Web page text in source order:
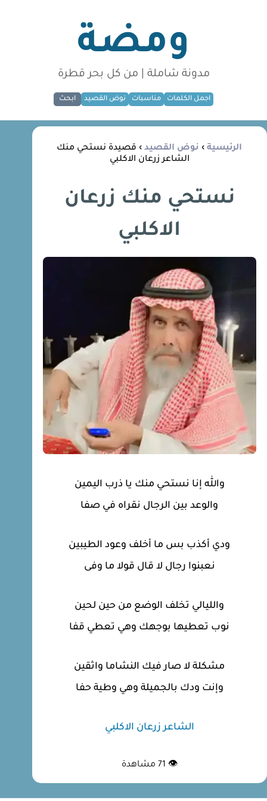
ومضة
مدونة شاملة | من كل بحر قطرة
اجمل الكلمات مناسبات نوض القصيد ابحث
الرئيسية› نوض القصيد› قصيدة نستحي منك
الشاعر زرعان الاكلبي
نستحي منك زرعان
الاكلبي
والله إنا نستحي منك يا ذرب اليمين
والوعد بين الرجال نقراه في صفا
ودي أكذب بس ما أخلف وعود الطيبين
نعبنوا رجال لا قال قولا ما وفى
والليالي تخلف الوضع من حين لحين
نوب تعطيها بوجهك وهي تعطي قفا
مشكلة لا صار فيك النشاما واثقين
وإنت ودك بالجميلة وهي وطية حفا
الشاعر زرعان الاكلبي
👁
71 مشاهدة